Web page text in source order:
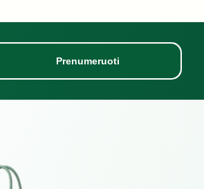
Prenumeruoti